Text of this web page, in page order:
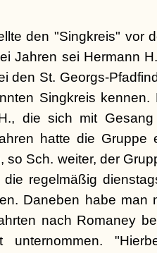
den "Singkreis" vor
Jahren sei Hermann
den St. Georgs-
Singkreis
die sich mit
hatte die Gruppe
so Sch. weiter, der
die regelmäßig
Daneben habe man
nach Romaney